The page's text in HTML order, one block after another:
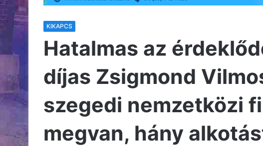
KIKAPCS
Hatalmas az
díjas Zsigmond
szegedi nemzetközi
megvan, hány